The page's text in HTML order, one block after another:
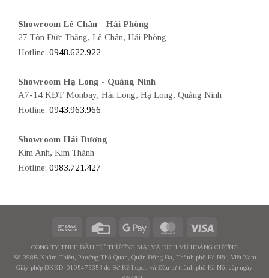
Showroom Lê Chân - Hải Phòng
27 Tôn Đức Thắng, Lê Chân, Hải Phòng
Hotline: 0948.622.922
Showroom Hạ Long - Quảng Ninh
A7-14 KĐT Monbay, Hải Long, Hạ Long, Quảng Ninh
Hotline: 0943.963.966
Showroom Hải Dương
Kim Anh, Kim Thành
Hotline: 0983.721.427
CÔNG TY TNHH ĐẦU TƯ THƯƠNG MẠI VÀ DỊCH VỤ HOÀNG CƯƠNG
Số 398B Khâm Thiên, Phường Thổ Quan, Quận Đống Đa, Thành phố Hà Nội, Việt Nam
Giấy phép ĐKKD: 0105475353 do Sở Kế hoạch và Đầu tư thành phố Hà Nội cấp ngày